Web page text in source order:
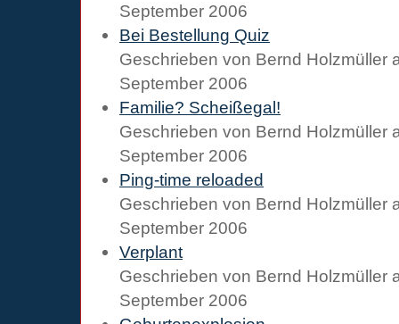
September 2006
Bei Bestellung Quiz
Geschrieben von Bernd Holzmüller
September 2006
Familie? Scheißegal!
Geschrieben von Bernd Holzmüller
September 2006
Ping-time reloaded
Geschrieben von Bernd Holzmüller
September 2006
Verplant
Geschrieben von Bernd Holzmüller
September 2006